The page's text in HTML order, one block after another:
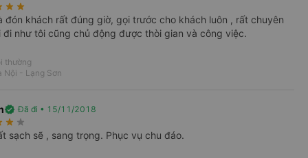
star_rate star_rate
đón khách rất đúng giờ, gọi trước cho khách luôn , rất chuyên
đi như tôi cũng chủ động được thòi gian và công việc.
thường
Nội - Lạng Sơn
verified Đã đi • 15/11/2018
star_rate star_rate
sạch sẽ , sang trọng. Phục vụ chu đáo.